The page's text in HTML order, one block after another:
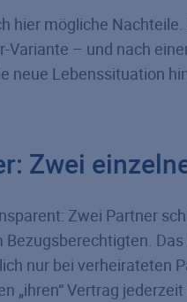
hier mögliche
Variante – und nach
neue Lebenssituation
Zwei
Zwei Partner
Bezugsberechtigten.
nur bei verheirateten
„ihren“ Vertrag